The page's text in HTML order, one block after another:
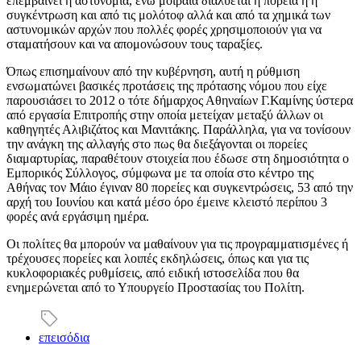
συγκέντρωση και από τις μολότοφ αλλά και από τα χημικά των
αστυνομικών αρχών που πολλές φορές χρησιμοποιούν για να
σταματήσουν και να απομονώσουν τους ταραξίες.
Όπως επισημαίνουν από την κυβέρνηση, αυτή η ρύθμιση
ενσωματώνει βασικές προτάσεις της πρότασης νόμου που είχε
παρουσιάσει το 2012 ο τότε δήμαρχος Αθηναίων Γ.Καμίνης ύστερα
από εργασία Επιτροπής στην οποία μετείχαν μεταξύ άλλων οι
καθηγητές Αλιβιζάτος και Μανιτάκης. Παράλληλα, για να τονίσουν
την ανάγκη της αλλαγής στο πως θα διεξάγονται οι πορείες
διαμαρτυρίας, παραθέτουν στοιχεία που έδωσε στη δημοσιότητα ο
Εμπορικός Σύλλογος, σύμφωνα με τα οποία στο κέντρο της
Αθήνας τον Μάιο έγιναν 80 πορείες και συγκεντρώσεις, 53 από την
αρχή του Ιουνίου και κατά μέσο όρο έμεινε κλειστό περίπου 3
φορές ανά εργάσιμη ημέρα.
Οι πολίτες θα μπορούν να μαθαίνουν για τις προγραμματισμένες ή
τρέχουσες πορείες και λοιπές εκδηλώσεις, όπως και για τις
κυκλοφοριακές ρυθμίσεις, από ειδική ιστοσελίδα που θα
ενημερώνεται από το Υπουργείο Προστασίας του Πολίτη.
επεισόδια